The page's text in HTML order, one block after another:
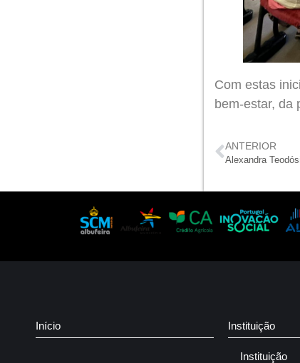
Com estas
bem-estar, da
ANTERIOR
Início Instituição
Instituição